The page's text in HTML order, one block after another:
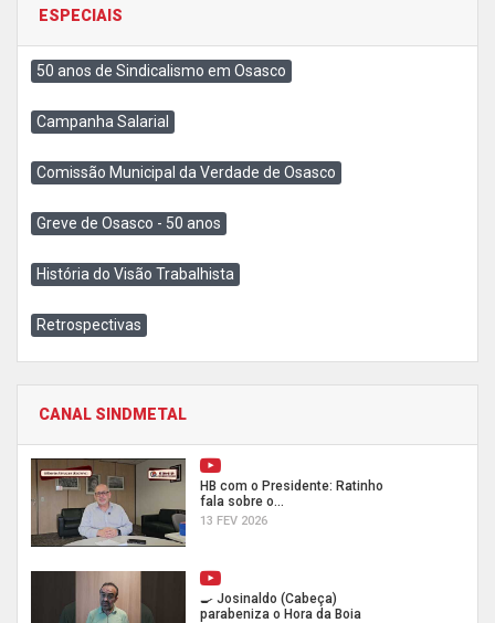
ESPECIAIS
50 anos de Sindicalismo em Osasco
Campanha Salarial
Comissão Municipal da Verdade de Osasco
Greve de Osasco - 50 anos
História do Visão Trabalhista
Retrospectivas
CANAL SINDMETAL
HB com o Presidente: Ratinho
fala sobre o...
13 FEV 2026
🍳 Josinaldo (Cabeça)
parabeniza o Hora da Boia